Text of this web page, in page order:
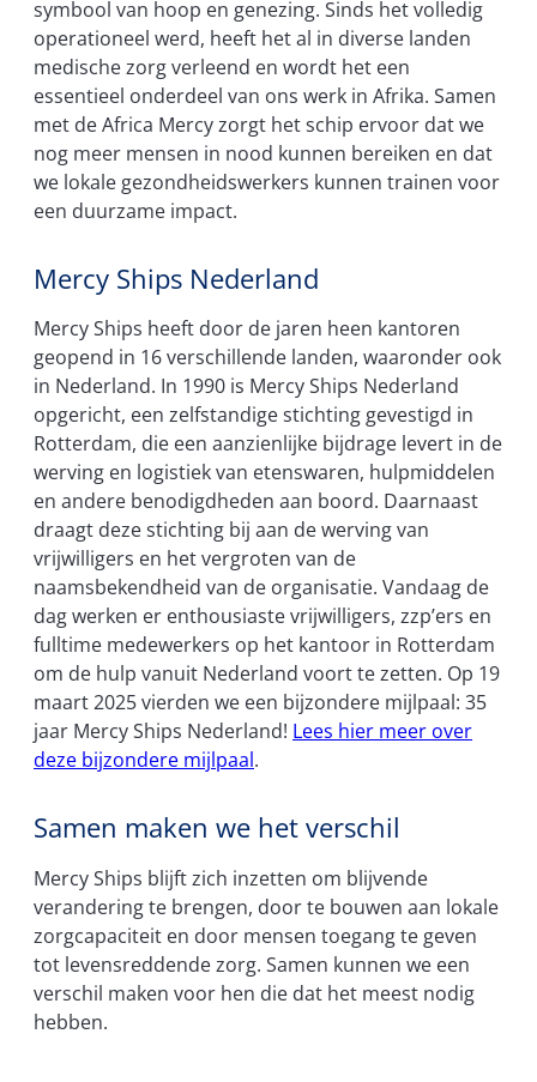
symbool van hoop en genezing. Sinds het volledig
operationeel werd, heeft het al in diverse landen
medische zorg verleend en wordt het een
essentieel onderdeel van ons werk in Afrika. Samen
met de Africa Mercy zorgt het schip ervoor dat we
nog meer mensen in nood kunnen bereiken en dat
we lokale gezondheidswerkers kunnen trainen voor
een duurzame impact.
Mercy Ships Nederland
Mercy Ships heeft door de jaren heen kantoren
geopend in 16 verschillende landen, waaronder ook
in Nederland. In 1990 is Mercy Ships Nederland
opgericht, een zelfstandige stichting gevestigd in
Rotterdam, die een aanzienlijke bijdrage levert in de
werving en logistiek van etenswaren, hulpmiddelen
en andere benodigdheden aan boord. Daarnaast
draagt deze stichting bij aan de werving van
vrijwilligers en het vergroten van de
naamsbekendheid van de organisatie. Vandaag de
dag werken er enthousiaste vrijwilligers, zzp’ers en
fulltime medewerkers op het kantoor in Rotterdam
om de hulp vanuit Nederland voort te zetten. Op 19
maart 2025 vierden we een bijzondere mijlpaal: 35
jaar Mercy Ships Nederland! Lees hier meer over
deze bijzondere mijlpaal.
Samen maken we het verschil
Mercy Ships blijft zich inzetten om blijvende
verandering te brengen, door te bouwen aan lokale
zorgcapaciteit en door mensen toegang te geven
tot levensreddende zorg. Samen kunnen we een
verschil maken voor hen die dat het meest nodig
hebben.